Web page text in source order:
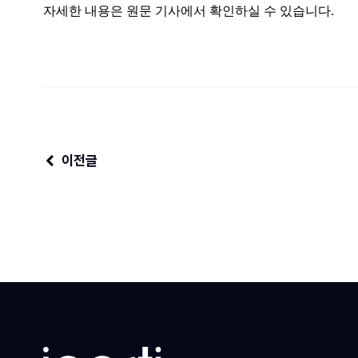
자세한 내용은 원문 기사에서 확인하실 수 있습니다.
이전글